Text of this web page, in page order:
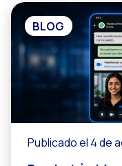
BLOG
Publicado el 4 de